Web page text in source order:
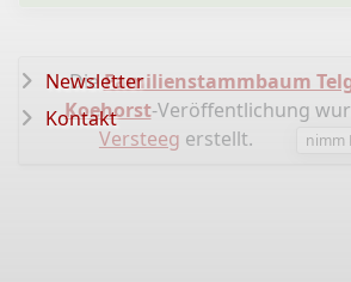
DieFamilienstammbaum
Koehorst-Veröffentlichung
Versteeg erstellt. nimm
Newsletter
Kontakt